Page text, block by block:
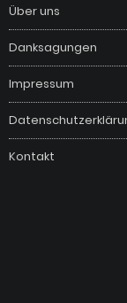
Über uns
Danksagungen
Impressum
Kontakt